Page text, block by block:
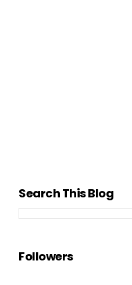
Search This Blog
Followers